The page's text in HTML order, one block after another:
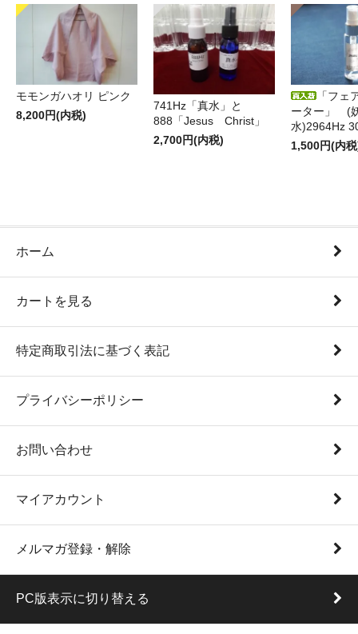
モモンガハオリ ピンク
8,200円(内税)
741Hz「真水」と
888「Jesus Christ」
2,700円(内税)
「フェ
ーター」 (
水)2964Hz
1,500円(内
ホーム
カートを見る
特定商取引法に基づく表記
プライバシーポリシー
お問い合わせ
マイアカウント
メルマガ登録・解除
PC版表示に切り替える